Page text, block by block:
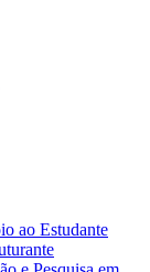
ao Estudante